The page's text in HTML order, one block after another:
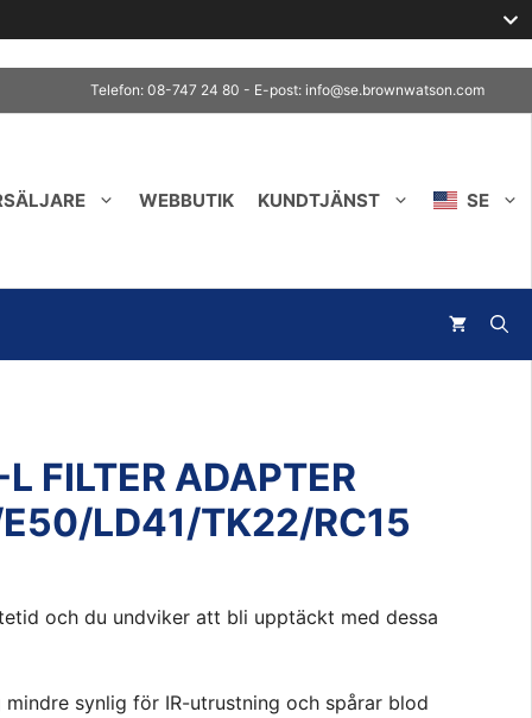
Telefon: 08-747 24 80 - E-post: info@se.brownwatson.com
WEBBUTIK KUNDTJÄNST SE
FILTER ADAPTER
LD41/TK22/RC15
och du undviker att bli upptäckt med dessa
synlig för IR-utrustning och spårar blod